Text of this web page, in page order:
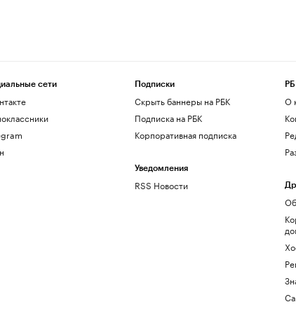
сети Подписки
Скрыть баннеры на РБК
Подписка на РБК
Корпоративная подписка
Уведомления
RSS Новости
О